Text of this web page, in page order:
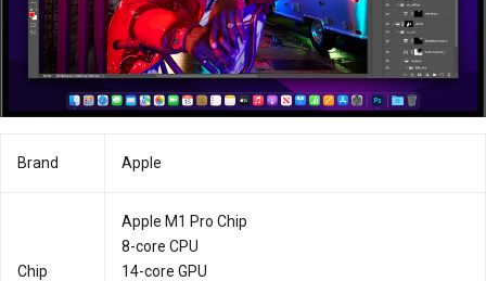
Brand Apple
Chip
Apple M1 Pro Chip
8-core CPU
14-core GPU